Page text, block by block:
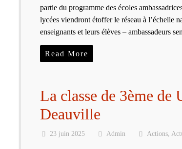
partie du programme des écoles
lycées viendront étoffer le réseau à l’échelle
enseignants et leurs élèves – ambassadeurs
Read More
La classe de 3ème
Deauville
23 juin 2025 Admin Actions